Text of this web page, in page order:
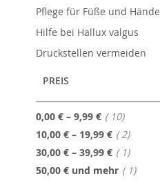
Pflege für Füße und Hände
Hilfe bei Hallux valgus
Druckstellen vermeiden
PREIS
0,00 € – 9,99 € 10Artikel
10,00 € – 19,99 € 2Artikel
30,00 € – 39,99 € 1Artikel
50,00 € und mehr 1Artikel